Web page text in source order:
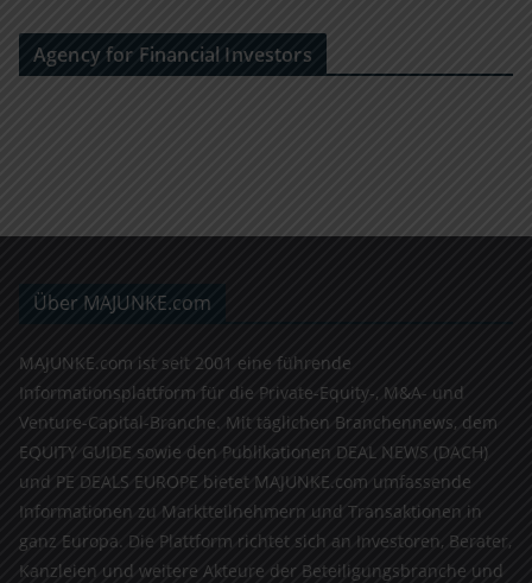
Agency for Financial Investors
Über MAJUNKE.com
MAJUNKE.com ist seit 2001 eine führende
Informationsplattform für die Private-Equity-, M&A- und
Venture-Capital-Branche. Mit täglichen Branchennews, dem
EQUITY GUIDE sowie den Publikationen DEAL NEWS (DACH)
und PE DEALS EUROPE bietet MAJUNKE.com umfassende
Informationen zu Marktteilnehmern und Transaktionen in
ganz Europa. Die Plattform richtet sich an Investoren, Berater,
Kanzleien und weitere Akteure der Beteiligungsbranche und